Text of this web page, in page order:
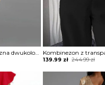
Sukienka midi asymetryczna dwukolorowa
244.99zł
Original
was:
139.99 zł
Current
is: